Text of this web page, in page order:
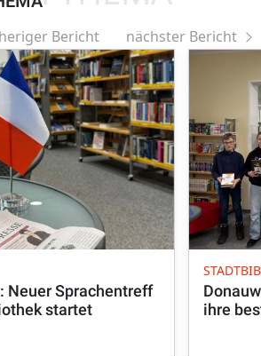
Bericht nächster Bericht
Neuer Sprachentreff
startet
ihre